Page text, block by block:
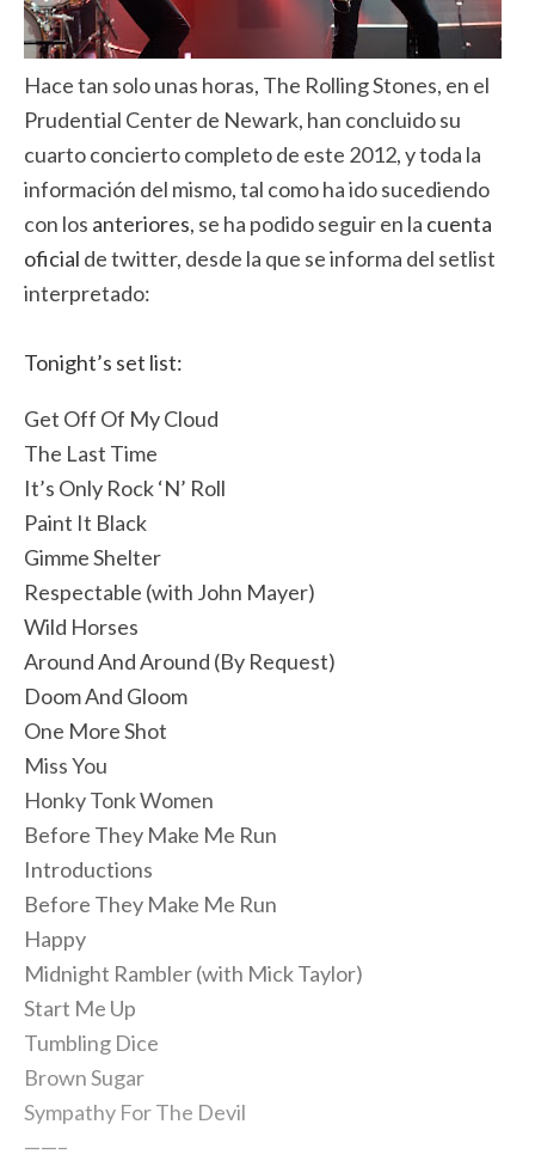
Hace tan solo unas horas, The Rolling Stones, en el
Prudential Center de Newark, han concluido su
cuarto concierto completo de este 2012, y toda la
información del mismo, tal como ha ido sucediendo
con los anteriores, se ha podido seguir en la cuenta
oficial de twitter, desde la que se informa del setlist
interpretado:
Tonight’s set list:
Get Off Of My Cloud
The Last Time
It’s Only Rock ‘N’ Roll
Paint It Black
Gimme Shelter
Respectable (with John Mayer)
Wild Horses
Around And Around (By Request)
Doom And Gloom
One More Shot
Miss You
Honky Tonk Women
Before They Make Me Run
Introductions
Before They Make Me Run
Happy
Midnight Rambler (with Mick Taylor)
Start Me Up
Tumbling Dice
Brown Sugar
Sympathy For The Devil
——–